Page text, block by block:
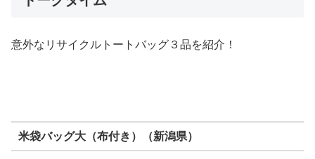
意外なリサイクルトートバッグ３品を紹介！
米袋バッグ大（布付き）（新潟県）